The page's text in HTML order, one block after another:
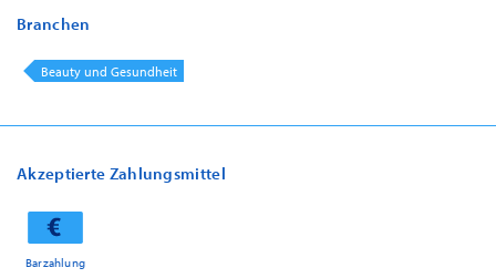
Branchen
Beauty und Gesundheit
Akzeptierte Zahlungsmittel
Barzahlung